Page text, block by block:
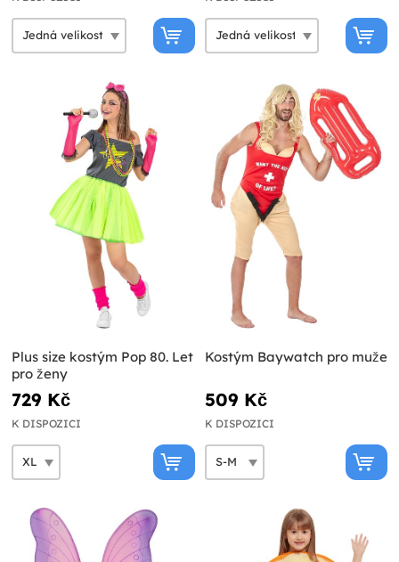
Plus size kostým Pop 80. Let
pro ženy
729 Kč
K DISPOZICI
Kostým Baywatch pro muže
509 Kč
K DISPOZICI